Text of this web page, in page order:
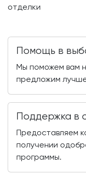
отделки
Помощь в
Мы поможем вам
предложим
Поддержка в
Предоставляем
получении
программы.